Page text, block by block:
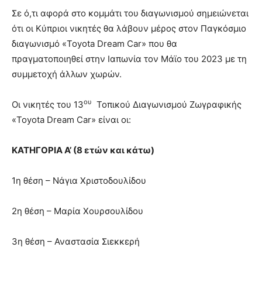
Σε ό,τι αφορά στο κομμάτι του διαγωνισμού σημειώνεται
ότι οι Κύπριοι νικητές θα λάβουν μέρος στον Παγκόσμιο
διαγωνισμό «Toyota Dream Car» που θα
πραγματοποιηθεί στην Ιαπωνία τον Μάϊο του 2023 με τη
συμμετοχή άλλων χωρών.
Οι νικητές του 13ου
Τοπικού Διαγωνισμού Ζωγραφικής
«Toyota Dream Car» είναι οι:
ΚΑΤΗΓΟΡΙΑ Α’ (8 ετών και κάτω)
1η θέση – Νάγια Χριστοδουλίδου
2η θέση – Μαρία Χουρσουλίδου
3η θέση – Αναστασία Σιεκκερή